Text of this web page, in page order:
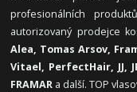
profesionálních
autorizovaný prodejce
Alea, Tomas Arsov,
Vitael, PerfectHair, JJ,
FRAMAR a další. TOP